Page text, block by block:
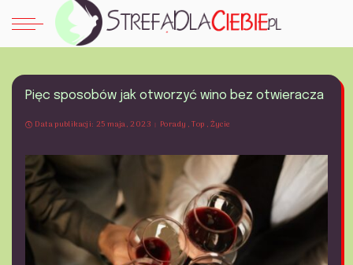
Pięc sposobów jak otworzyć wino bez otwieracza
Data publikacji: 25 maja, 2023 Porady Top Życie